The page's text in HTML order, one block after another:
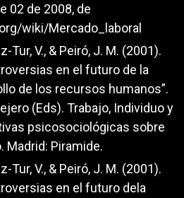
02 de 2008, de
wiki/Mercado_laboral
Tur, V., & Peiró, J. M. (2001).
en el futuro de la
de los recursos humanos”.
(Eds). Trabajo, Individuo y
psicosociológicas sobre
Madrid: Piramide.
Tur, V., & Peiró, J. M. (2001).
en el futuro dela